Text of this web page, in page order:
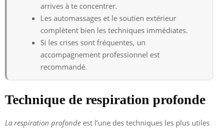
arrives à te concentrer.
Les automassages et le soutien extérieur
complètent bien les techniques immédiates.
Si les crises sont fréquentes, un
accompagnement professionnel est
recommandé.
Technique de respiration profonde
La respiration profonde est l’une des techniques les plus utiles